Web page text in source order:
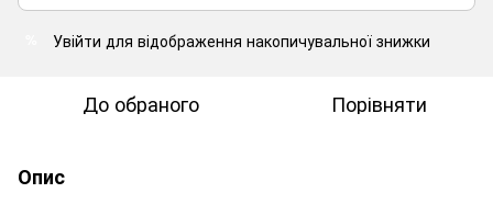
Увійти для відображення накопичувальної знижки
До обраного Порівняти
Опис